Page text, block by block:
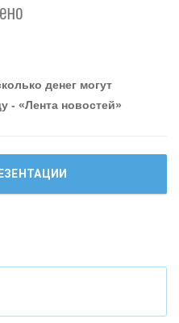
- «Интервью»
при цифровом
денег могут
- «Лента новостей»